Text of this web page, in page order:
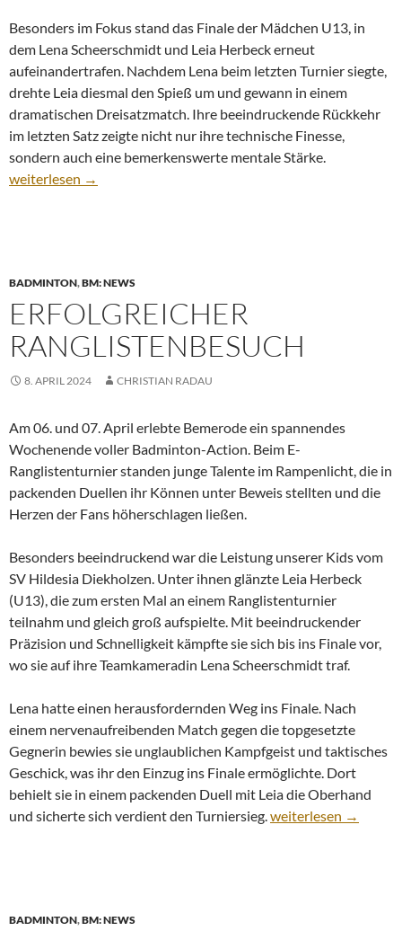
Besonders im Fokus stand das Finale der Mädchen U13, in
dem Lena Scheerschmidt und Leia Herbeck erneut
aufeinandertrafen. Nachdem Lena beim letzten Turnier siegte,
drehte Leia diesmal den Spieß um und gewann in einem
dramatischen Dreisatzmatch. Ihre beeindruckende Rückkehr
im letzten Satz zeigte nicht nur ihre technische Finesse,
sondern auch eine bemerkenswerte mentale Stärke.
Spannung und Leidenschaft bei den Kreismeisterschaften
weiterlesen →
BADMINTON,BM: NEWS
ERFOLGREICHER
RANGLISTENBESUCH
8. APRIL 2024 CHRISTIAN RADAU
Am 06. und 07. April erlebte Bemerode ein spannendes
Wochenende voller Badminton-Action. Beim E-
Ranglistenturnier standen junge Talente im Rampenlicht, die in
packenden Duellen ihr Können unter Beweis stellten und die
Herzen der Fans höherschlagen ließen.
Besonders beeindruckend war die Leistung unserer Kids vom
SV Hildesia Diekholzen. Unter ihnen glänzte Leia Herbeck
(U13), die zum ersten Mal an einem Ranglistenturnier
teilnahm und gleich groß aufspielte. Mit beeindruckender
Präzision und Schnelligkeit kämpfte sie sich bis ins Finale vor,
wo sie auf ihre Teamkameradin Lena Scheerschmidt traf.
Lena hatte einen herausfordernden Weg ins Finale. Nach
einem nervenaufreibenden Match gegen die topgesetzte
Gegnerin bewies sie unglaublichen Kampfgeist und taktisches
Geschick, was ihr den Einzug ins Finale ermöglichte. Dort
behielt sie in einem packenden Duell mit Leia die Oberhand
und sicherte sich verdient den Turniersieg.Erfolgreicher
weiterlesen →
BADMINTON,BM: NEWS